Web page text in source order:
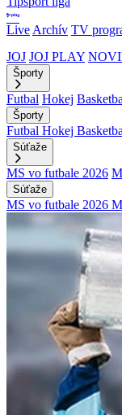
Live Archív TV
JOJ JOJ PLAY
Športy
Futbal Hokej
Športy
Futbal Hokej
Súťaže
MS vo futbale 2026
Súťaže
MS vo futbale 2026